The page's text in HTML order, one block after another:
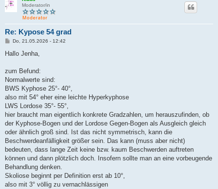
Moderator/in
Re: Kypose 54 grad
B
i
a
Do, 21.05.2026 - 12:42
Hallo Jenha,
zum Befund:
Normalwerte sind:
BWS Kyphose 25°- 40°,
also mit 54° eher eine leichte Hyperkyphose
LWS Lordose 35°- 55°,
hier braucht man eigentlich konkrete Gradzahlen, um herauszufinden, ob
der Kyphose-Bogen und der Lordose Gegen-Bogen als Ausgleich gleich
oder ähnlich groß sind. Ist das nicht symmetrisch, kann die
Beschwerdeanfälligkeit größer sein. Das kann (muss aber nicht)
bedeuten, dass lange Zeit keine bzw. kaum Beschwerden auftreten
können und dann plötzlich doch. Insofern sollte man an eine vorbeugende
Behandlung denken.
Skoliose beginnt per Definition erst ab 10°,
also mit 3° völlig zu vernachlässigen